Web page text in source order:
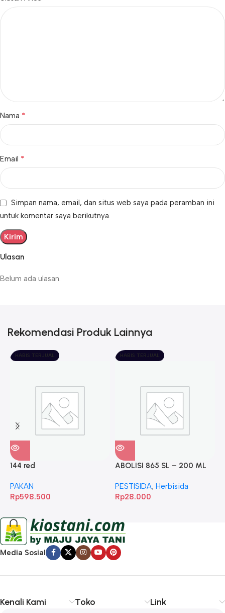
Ulasan
Belum ada ulasan.
Nama *
Email *
Simpan nama, email, dan situs web saya pada peramban ini
untuk komentar saya berikutnya.
Rekomendasi Produk Lainnya
HABIS TERJUAL
144 red
PAKAN
Rp598.500
HABIS TERJUAL
ABOLISI 865 SL – 200 ML
PESTISIDA, Herbisida
Rp28.000
Media Sosial
Kenali Kami Toko Link